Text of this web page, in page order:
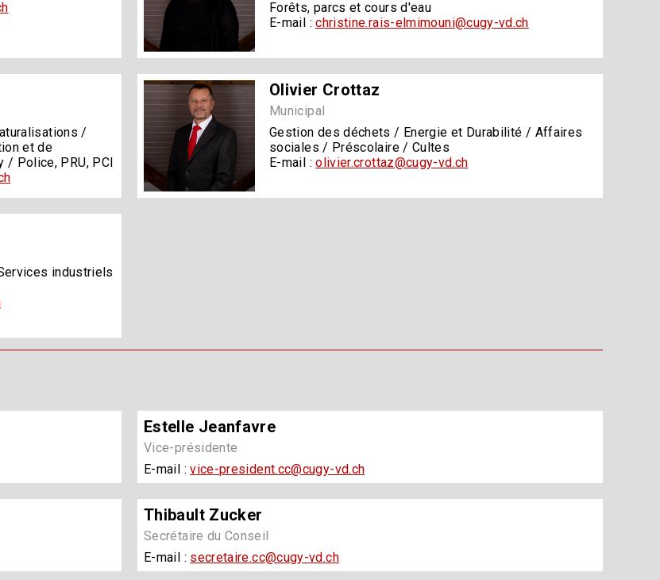
Forêts, parcs et cours d'eau
E-mail :christine.rais-elmimouni@cugy-vd.ch
/
et de
/ Police, PRU, PCI
Olivier Crottaz
Municipal
Gestion des déchets / Energie et Durabilité / Affaires
sociales / Préscolaire / Cultes
E-mail :olivier.crottaz@cugy-vd.ch
industriels
Estelle Jeanfavre
Vice-présidente
E-mail :vice-president.cc@cugy-vd.ch
Thibault Zucker
Secrétaire du Conseil
E-mail : secretaire.cc@cugy-vd.ch